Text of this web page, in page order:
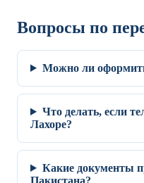
Вопросы по
Можно ли
Что делать, если
Лахоре?
Какие документы
Пакистана?